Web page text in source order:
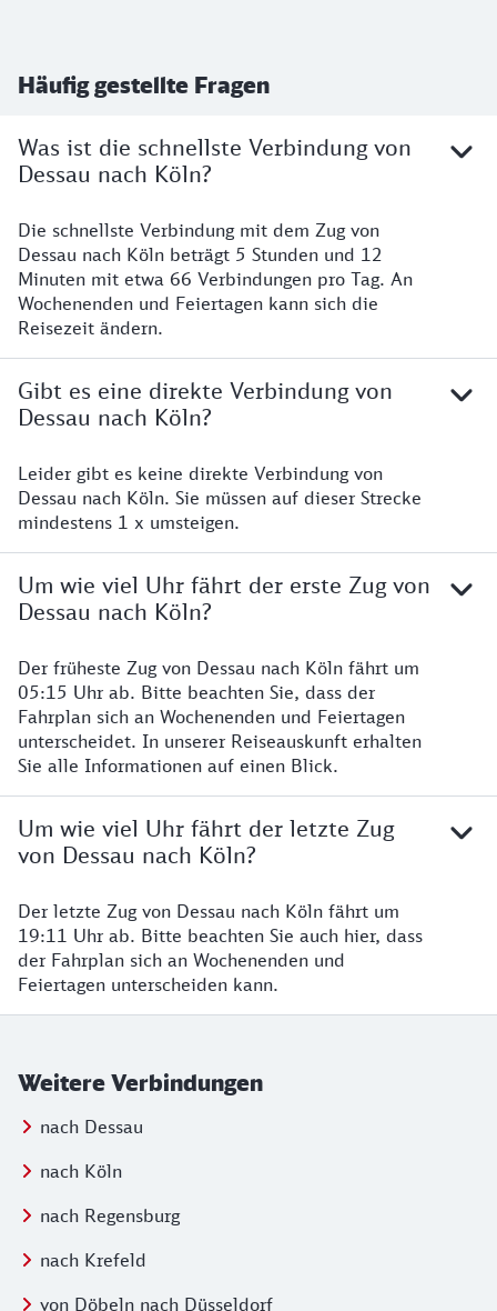
Häufig gestellte Fragen
Was ist die schnellste Verbindung von
Dessau nach Köln?
Die schnellste Verbindung mit dem Zug von
Dessau nach Köln beträgt 5 Stunden und 12
Minuten mit etwa 66 Verbindungen pro Tag. An
Wochenenden und Feiertagen kann sich die
Reisezeit ändern.
Gibt es eine direkte Verbindung von
Dessau nach Köln?
Leider gibt es keine direkte Verbindung von
Dessau nach Köln. Sie müssen auf dieser Strecke
mindestens 1 x umsteigen.
Um wie viel Uhr fährt der erste Zug von
Dessau nach Köln?
Der früheste Zug von Dessau nach Köln fährt um
05:15 Uhr ab. Bitte beachten Sie, dass der
Fahrplan sich an Wochenenden und Feiertagen
unterscheidet. In unserer Reiseauskunft erhalten
Sie alle Informationen auf einen Blick.
Um wie viel Uhr fährt der letzte Zug
von Dessau nach Köln?
Der letzte Zug von Dessau nach Köln fährt um
19:11 Uhr ab. Bitte beachten Sie auch hier, dass
der Fahrplan sich an Wochenenden und
Feiertagen unterscheiden kann.
Weitere Verbindungen
nach Dessau
nach Köln
nach Regensburg
nach Krefeld
von Döbeln nach Düsseldorf